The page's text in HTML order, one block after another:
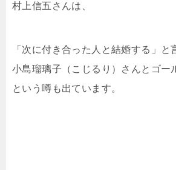
村上信五さんは、
「次に付き合った人と結婚する」と
小島瑠璃子（こじるり）さんとゴー
という噂も出ています。